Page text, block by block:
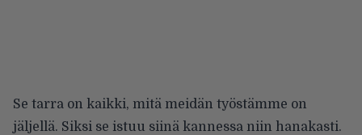
Se tarra on kaikki, mitä meidän työstämme on
jäljellä. Siksi se istuu siinä kannessa niin hanakasti.